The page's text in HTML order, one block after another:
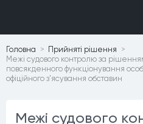
Головна
Прийнятi рiшення
Межі судового контролю за
повсякденного функціонування
офіційного з’ясування обставин
Межі судового